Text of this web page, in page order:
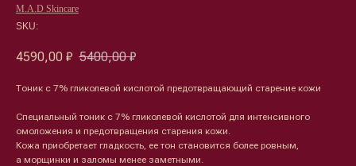
M.A.D Skincare
SKU:
4590,00 ₽ 5400,00 ₽
Тоник с 7% гликолевой кислотой предотвращающий старение кожи
Специальный тоник с 7% гликолевой кислотой для интенсивного
омоложения и предотвращения старения кожи.
Кожа приобретает гладкость, ее тон становится более ровным,
а морщинки и заломы менее заметными.